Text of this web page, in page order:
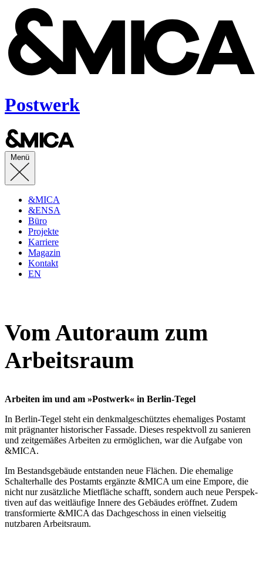
Postwerk
Menü
&MICA
&ENSA
Büro
Projekte
Karriere
Magazin
Kontakt
EN
Vom Autoraum zum
Arbeitsraum
Arbeiten im und am »Postwerk« in Berlin-Tegel
In Berlin-Tegel steht ein denkmal­ge­schütztes ehema­liges Postamt
mit prägnanter histo­ri­scher Fassade. Dieses respektvoll zu sanieren
und zeitge­mäßes Arbeiten zu ermög­lichen, war die Aufgabe von
&MICA.
Im Bestands­ge­bäude entstanden neue Flächen. Die ehemalige
Schal­ter­halle des Postamts ergänzte &MICA um eine Empore, die
nicht nur zusätz­liche Mietfläche schafft, sondern auch neue Perspek­
tiven auf das weitläufige Innere des Gebäudes eröffnet. Zudem
trans­for­mierte &MICA das Dachge­schoss in einen vielseitig
nutzbaren Arbeitsraum.